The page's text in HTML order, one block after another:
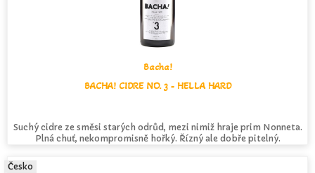
Bacha!
BACHA! CIDRE NO. 3 - HELLA HARD
Suchý cidre ze směsi starých odrůd, mezi nimiž hraje prim Nonneta.
Plná chuť, nekompromisně hořký. Řízný ale dobře pitelný.
Česko